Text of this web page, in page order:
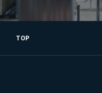
TOP